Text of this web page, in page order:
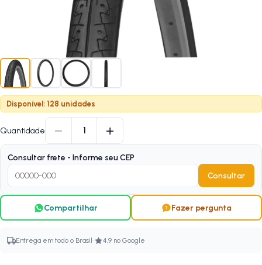
Disponível: 128 unidades
Quantidade − 1 +
Consultar frete - Informe seu CEP
Consultar
Compartilhar Fazer pergunta
Entrega em todo o Brasil · 4,9 no Google